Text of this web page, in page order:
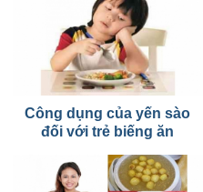
Công dụng của yến sào
đối với trẻ biếng ăn